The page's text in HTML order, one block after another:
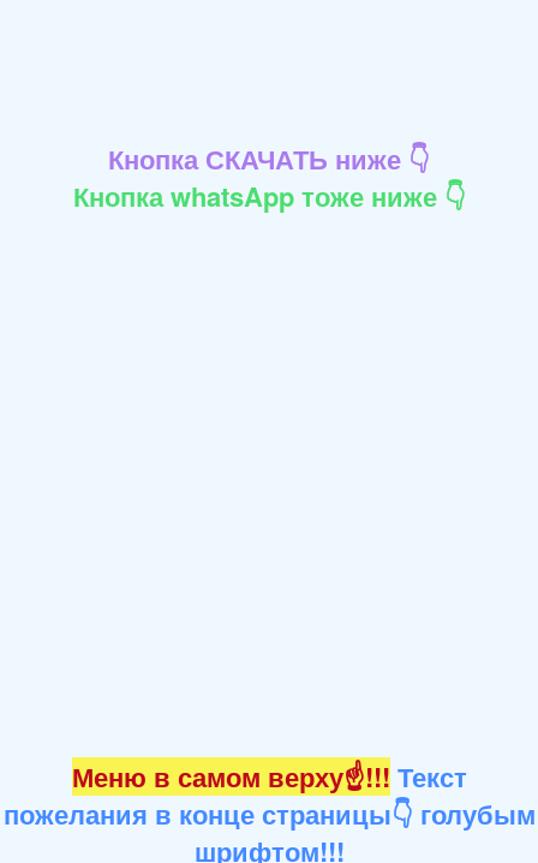
Кнопка СКАЧАТЬ ниже 👇
Кнопка whatsApp тоже ниже 👇
Меню в самом верху☝!!! Текст
пожелания в конце страницы👇 голубым
шрифтом!!!